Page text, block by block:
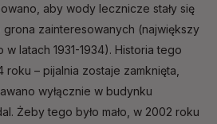
aby wody lecznicze stały się
zainteresowanych (największy
latach 1931-1934). Historia tego
roku – pijalnia zostaje zamknięta,
wyłącznie w budynku
Żeby tego było mało, w 2002 roku